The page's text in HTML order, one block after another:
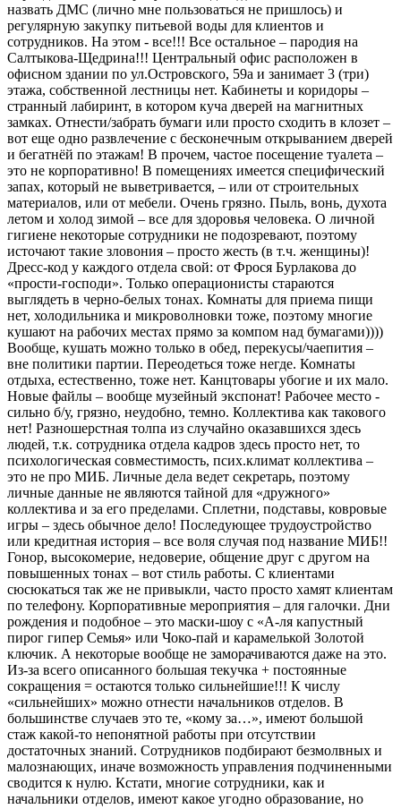
назвать ДМС (лично мне пользоваться не пришлось) и
регулярную закупку питьевой воды для клиентов и
сотрудников. На этом - все!!! Все остальное – пародия на
Салтыкова-Щедрина!!! Центральный офис расположен в
офисном здании по ул.Островского, 59а и занимает 3 (три)
этажа, собственной лестницы нет. Кабинеты и коридоры –
странный лабиринт, в котором куча дверей на магнитных
замках. Отнести/забрать бумаги или просто сходить в клозет –
вот еще одно развлечение с бесконечным открыванием дверей
и бегатнёй по этажам! В прочем, частое посещение туалета –
это не корпоративно! В помещениях имеется специфический
запах, который не выветривается, – или от строительных
материалов, или от мебели. Очень грязно. Пыль, вонь, духота
летом и холод зимой – все для здоровья человека. О личной
гигиене некоторые сотрудники не подозревают, поэтому
источают такие зловония – просто жесть (в т.ч. женщины)!
Дресс-код у каждого отдела свой: от Фрося Бурлакова до
«прости-господи». Только операционисты стараются
выглядеть в черно-белых тонах. Комнаты для приема пищи
нет, холодильника и микроволновки тоже, поэтому многие
кушают на рабочих местах прямо за компом над бумагами))))
Вообще, кушать можно только в обед, перекусы/чаепития –
вне политики партии. Переодеться тоже негде. Комнаты
отдыха, естественно, тоже нет. Канцтовары убогие и их мало.
Новые файлы – вообще музейный экспонат! Рабочее место -
сильно б/у, грязно, неудобно, темно. Коллектива как такового
нет! Разношерстная толпа из случайно оказавшихся здесь
людей, т.к. сотрудника отдела кадров здесь просто нет, то
психологическая совместимость, псих.климат коллектива –
это не про МИБ. Личные дела ведет секретарь, поэтому
личные данные не являются тайной для «дружного»
коллектива и за его пределами. Сплетни, подставы, ковровые
игры – здесь обычное дело! Последующее трудоустройство
или кредитная история – все воля случая под название МИБ!!
Гонор, высокомерие, недоверие, общение друг с другом на
повышенных тонах – вот стиль работы. С клиентами
сюсюкаться так же не привыкли, часто просто хамят клиентам
по телефону. Корпоративные мероприятия – для галочки. Дни
рождения и подобное – это маски-шоу с «А-ля капустный
пирог гипер Семья» или Чоко-пай и карамелькой Золотой
ключик. А некоторые вообще не заморачиваются даже на это.
Из-за всего описанного большая текучка + постоянные
сокращения = остаются только сильнейшие!!! К числу
«сильнейших» можно отнести начальников отделов. В
большинстве случаев это те, «кому за…», имеют большой
стаж какой-то непонятной работы при отсутствии
достаточных знаний. Сотрудников подбирают безмолвных и
малознающих, иначе возможность управления подчиненными
сводится к нулю. Кстати, многие сотрудники, как и
начальники отделов, имеют какое угодно образование, но